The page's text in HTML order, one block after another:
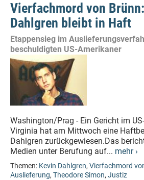
Vierfachmord von
Dahlgren bleibt in Haft
Etappensieg im
beschuldigten US-Amerikaner
Washington/Prag - Ein Gericht im
Virginia hat am Mittwoch eine
Dahlgren zurückgewiesen.Das
Medien unter Berufung auf... mehr ›
Themen: Kevin Dahlgren, Vierfachmord
Auslieferung, Theodore Simon, Justiz